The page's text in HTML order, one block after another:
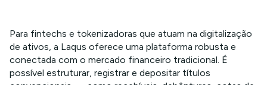
Para fintechs e tokenizadoras que atuam na digitalização
de ativos, a Laqus oferece uma plataforma robusta e
conectada com o mercado financeiro tradicional. É
possível estruturar, registrar e depositar títulos